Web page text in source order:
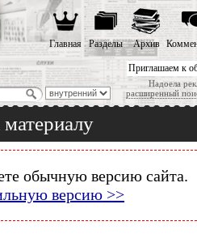
Приглашаем к
Надоела
расширенный
Главная Разделы Архив
обычную версию сайта.
версию >>